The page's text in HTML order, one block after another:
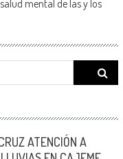
mental de las y los
Search
for:
ATENCIÓN A